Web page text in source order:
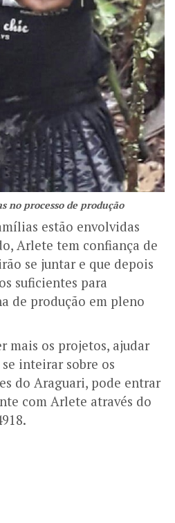
no processo de produção
estão envolvidas
Arlete tem confiança de
se juntar e que depois
suficientes para
de produção em pleno
mais os projetos, ajudar
inteirar sobre os
do Araguari, pode entrar
com Arlete através do